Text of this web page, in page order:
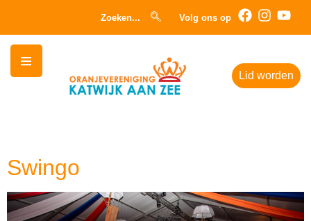
Zoeken... Volg ons op
Lid worden
Swingo